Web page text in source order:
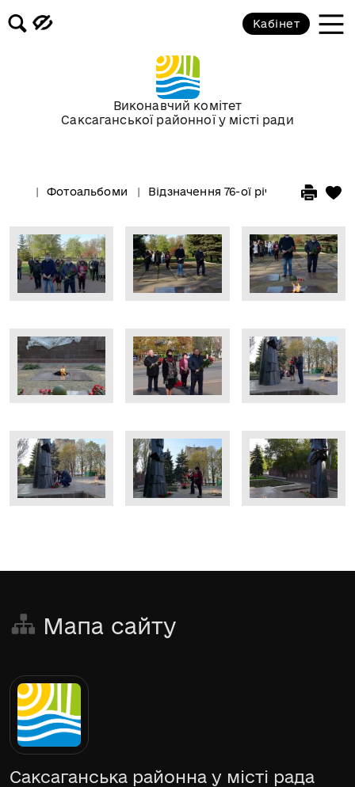
Виконавчий комітет
Саксаганської районної у місті ради
Кабінет
Фотоальбоми Відзначення 76-ої річниці
Мапа сайту
Саксаганська районна у місті рада